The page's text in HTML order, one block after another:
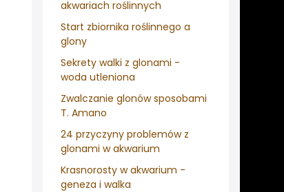
akwariach roślinnych
Start zbiornika roślinnego a
glony
Sekrety walki z glonami -
woda utleniona
Zwalczanie glonów sposobami
T. Amano
24 przyczyny problemów z
glonami w akwarium
Krasnorosty w akwarium -
geneza i walka